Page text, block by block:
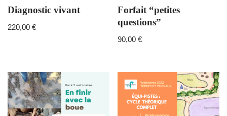
Diagnostic vivant
220,00 €
Forfait “petites
questions”
90,00€